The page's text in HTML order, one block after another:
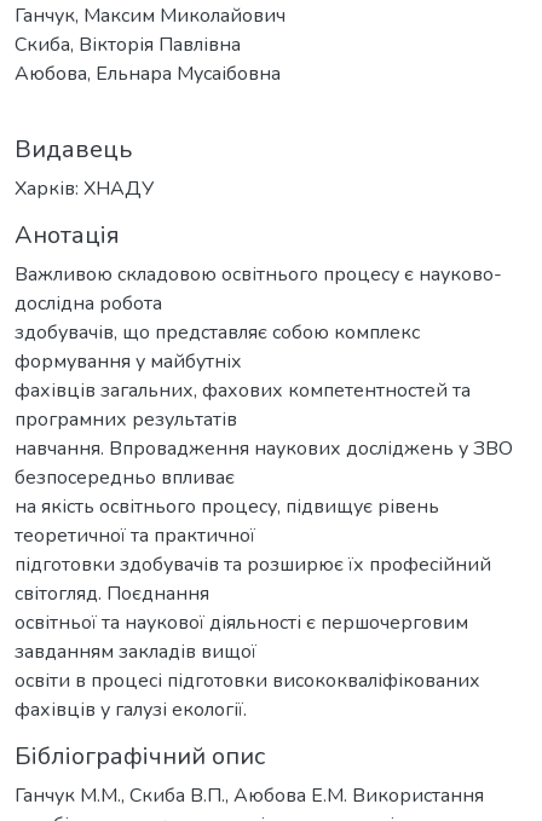
Ганчук, Максим Миколайович
Скиба, Вікторія Павлівна
Аюбова, Ельнара Мусаібовна
Видавець
Харків: ХНАДУ
Анотація
Важливою складовою освітнього процесу є науково-
дослідна робота
здобувачів, що представляє собою комплекс
формування у майбутніх
фахівців загальних, фахових компетентностей та
програмних результатів
навчання. Впровадження наукових досліджень у ЗВО
безпосередньо впливає
на якість освітнього процесу, підвищує рівень
теоретичної та практичної
підготовки здобувачів та розширює їх професійний
світогляд. Поєднання
освітньої та наукової діяльності є першочерговим
завданням закладів вищої
освіти в процесі підготовки висококваліфікованих
фахівців у галузі екології.
Бібліографічний опис
Ганчук М.М., Скиба В.П., Аюбова Е.М. Використання